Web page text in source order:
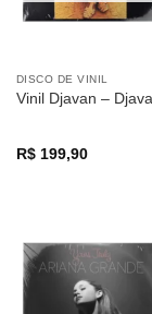
DISCO DE VINIL
Vinil Djavan –
R$199,90